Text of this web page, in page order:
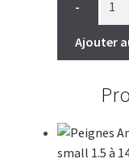
-
Ajouter